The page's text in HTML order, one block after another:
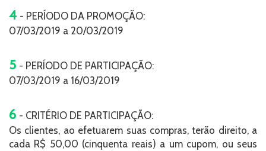
4 - PERÍODO DA PROMOÇÃO:
07/03/2019 a 20/03/2019
5 - PERÍODO DE PARTICIPAÇÃO:
07/03/2019 a 16/03/2019
6 - CRITÉRIO DE PARTICIPAÇÃO:
Os clientes, ao efetuarem suas compras, terão direito, a
cada R$ 50,00 (cinquenta reais) a um cupom, ou seus